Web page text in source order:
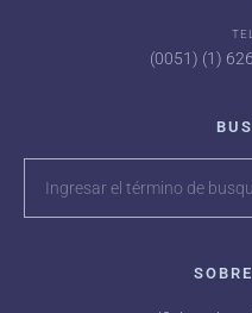
(0051) (1)